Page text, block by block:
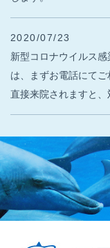
2020/07/23
新型コロナウイルス
は、まずお電話にてご
直接来院されますと、